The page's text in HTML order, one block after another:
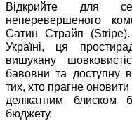
Відкрийте для
неперевершеного
Сатин Страйп
Україні, ця
вишукану
бавовни та доступну
тих, хто прагне
делікатним блиском
бюджету.